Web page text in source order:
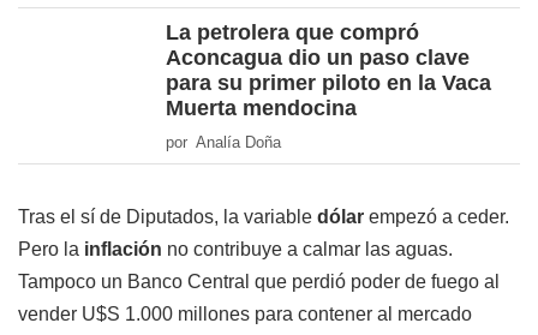
La petrolera que compró
Aconcagua dio un paso clave
para su primer piloto en la Vaca
Muerta mendocina
por Analía Doña
Tras el sí de Diputados, la variable dólar empezó a ceder.
Pero la inflación no contribuye a calmar las aguas.
Tampoco un Banco Central que perdió poder de fuego al
vender U$S 1.000 millones para contener al mercado